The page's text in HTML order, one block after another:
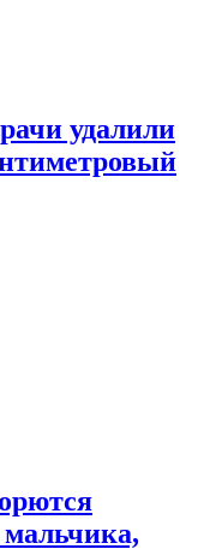
удалили
мальчика,